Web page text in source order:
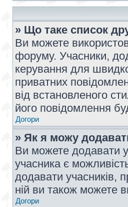
» Що таке список
Ви можете
форуму. Учасники,
керування для
приватних
від встановленого
його повідомлення
Догори
» Як я можу
Ви можете додавати
учасника є
додавати учасників,
ній ви також можете
Догори